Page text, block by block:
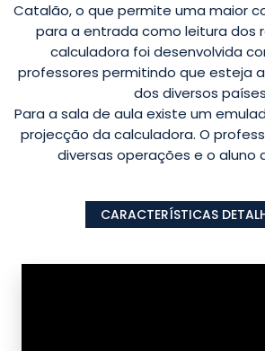
Catalão, o que permite uma maior
para a entrada como leitura dos
calculadora foi desenvolvida
professores permitindo que esteja
dos diversos
Para a sala de aula existe um
projecção da calculadora. O
diversas operações e o aluno
CARACTERÍSTICAS